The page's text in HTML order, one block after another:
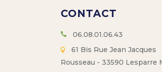
CONTACT
06.08.01.06.43
61 Bis Rue Jean Jacques
Rousseau - 33590 Lesparre